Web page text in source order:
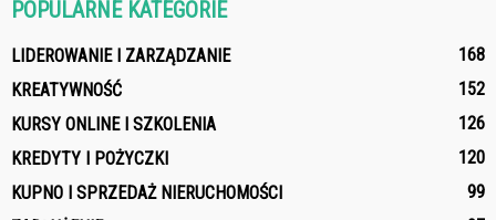
POPULARNE KATEGORIE
LIDEROWANIE I ZARZĄDZANIE
168
KREATYWNOŚĆ
152
KURSY ONLINE I SZKOLENIA
126
KREDYTY I POŻYCZKI
120
KUPNO I SPRZEDAŻ NIERUCHOMOŚCI
99